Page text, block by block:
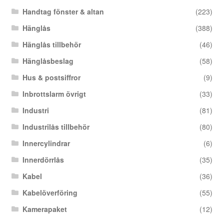
Handtag fönster & altan
(223)
Hänglås
(388)
Hänglås tillbehör
(46)
Hänglåsbeslag
(58)
Hus & postsiffror
(9)
Inbrottslarm övrigt
(33)
Industri
(81)
Industrilås tillbehör
(80)
Innercylindrar
(6)
Innerdörrlås
(35)
Kabel
(36)
Kabelöverföring
(55)
Kamerapaket
(12)